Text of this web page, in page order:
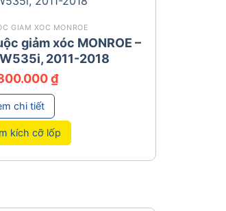
GIẢM XÓC MONROE
giảm xóc MONROE –
2011-2018
₫
chi tiết
kích cỡ lốp